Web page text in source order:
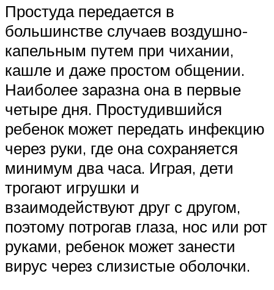
Простуда передается в
большинстве случаев воздушно-
капельным путем при чихании,
кашле и даже простом общении.
Наиболее заразна она в первые
четыре дня. Простудившийся
ребенок может передать инфекцию
через руки, где она сохраняется
минимум два часа. Играя, дети
трогают игрушки и
взаимодействуют друг с другом,
поэтому потрогав глаза, нос или рот
руками, ребенок может занести
вирус через слизистые оболочки.